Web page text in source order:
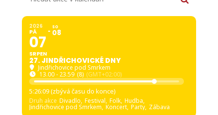
2026
PÁ
07
SRPEN
SO
08
27. JINDŘICHOVICKÉ DNY
Jindřichovice pod Smrkem
13.00 - 23.59 (8) (GMT+02:00)
5:26:07 (zbývá času do konce)
Druh akce Divadlo, Festival, Folk, Hudba,
Jindřichovice pod Smrkem, Koncert, Party, Zábava